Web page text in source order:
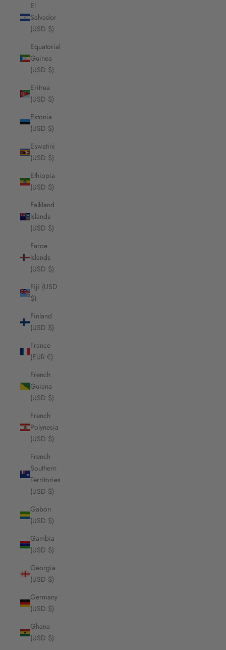
El
Salvador
(USD $)
Equatorial
Guinea
(USD $)
Eritrea
(USD $)
Estonia
(USD $)
Eswatini
(USD $)
Ethiopia
(USD $)
Falkland
Islands
(USD $)
Faroe
Islands
(USD $)
Fiji (USD
$)
Finland
(USD $)
France
(EUR €)
French
Guiana
(USD $)
French
Polynesia
(USD $)
French
Southern
Territories
(USD $)
Gabon
(USD $)
Gambia
(USD $)
Georgia
(USD $)
Germany
(USD $)
Ghana
(USD $)